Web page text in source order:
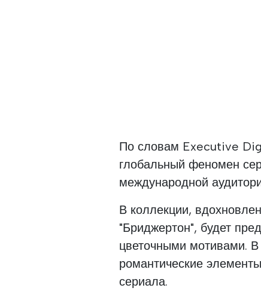
По словам Executive
глобальный феномен
международной
В коллекции,
"Бриджертон", будет
цветочными мотивами. В
романтические
сериала.